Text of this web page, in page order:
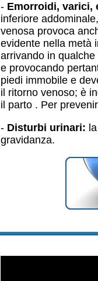
- Emorroidi, varici,
inferiore
venosa provoca
evidente nella metà
arrivando in
e provocando
piedi immobile e
il ritorno venoso; è
il parto . Per
- Disturbi urinari:
gravidanza.